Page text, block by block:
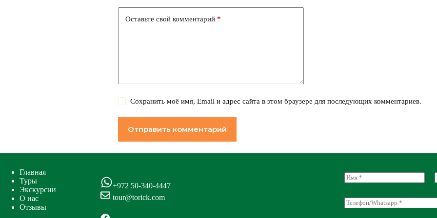
Оставьте свой комментарий *
Сохранить моё имя, Email и адрес сайта в этом браузере для последующих комментариев.
Отправить комментарий
Главная
Туры
Экскурсии
О нас
Отзывы
+972 50-340-4447
tour@torick.com
N
a
e
*
i
l
Т
е